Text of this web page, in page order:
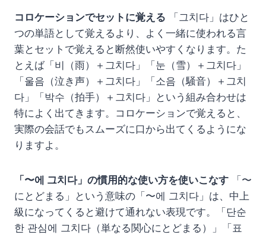
コロケーションでセットに覚える 「그치다」はひと
つの単語として覚えるより、よく一緒に使われる言
葉とセットで覚えると断然使いやすくなります。た
とえば「비（雨）＋그치다」「눈（雪）＋그치다」
「울음（泣き声）＋그치다」「소음（騒音）＋그치
다」「박수（拍手）＋그치다」という組み合わせは
特によく出てきます。コロケーションで覚えると、
実際の会話でもスムーズに口から出てくるようにな
りますよ。
「〜에 그치다」の慣用的な使い方を使いこなす 「〜
にとどまる」という意味の「〜에 그치다」は、中上
級になってくると避けて通れない表現です。「단순
한 관심에 그치다（単なる関心にとどまる）」「표